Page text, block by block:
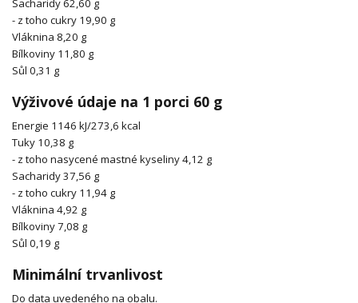
Sacharidy 62,60 g
- z toho cukry 19,90 g
Vláknina 8,20 g
Bílkoviny 11,80 g
Sůl 0,31 g
Výživové údaje na 1 porci 60 g
Energie 1146 kJ/273,6 kcal
Tuky 10,38 g
- z toho nasycené mastné kyseliny 4,12 g
Sacharidy 37,56 g
- z toho cukry 11,94 g
Vláknina 4,92 g
Bílkoviny 7,08 g
Sůl 0,19 g
Minimální trvanlivost
Do data uvedeného na obalu.